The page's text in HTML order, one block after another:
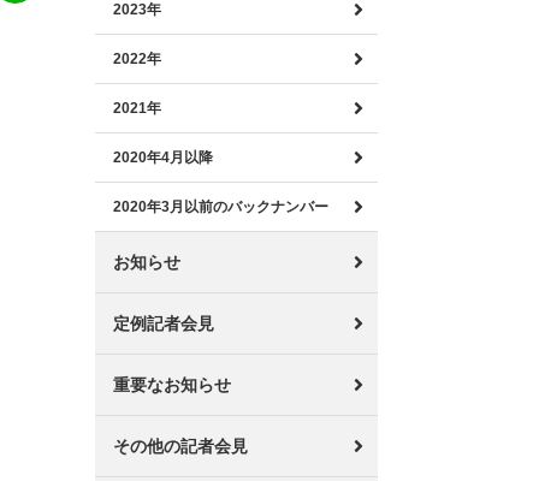
2023年
2022年
2021年
2020年4月以降
2020年3月以前のバックナンバー
お知らせ
定例記者会見
重要なお知らせ
その他の記者会見